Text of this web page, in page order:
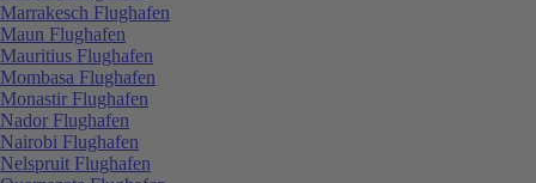
Marrakesch Flughafen
Maun Flughafen
Mauritius Flughafen
Mombasa Flughafen
Monastir Flughafen
Nador Flughafen
Nairobi Flughafen
Nelspruit Flughafen